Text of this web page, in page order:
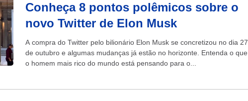
Conheça 8 pontos polêmicos sobre o
novo Twitter de Elon Musk
A compra do Twitter pelo bilionário Elon Musk se concretizou no dia 27
de outubro e algumas mudanças já estão no horizonte. Entenda o que
o homem mais rico do mundo está pensando para o...